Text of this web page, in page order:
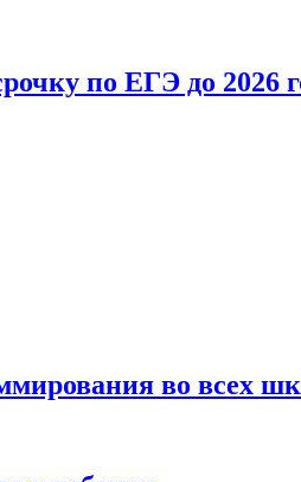
по ЕГЭ до 2026
во всех